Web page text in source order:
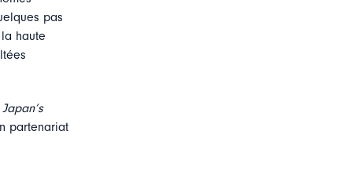
pas
haute
partenariat